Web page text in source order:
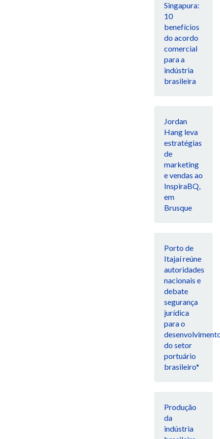
Singapura:
10
benefícios
do acordo
comercial
para a
indústria
brasileira
Jordan
Hang leva
estratégias
de
marketing
e vendas ao
InspiraBQ,
em
Brusque
Porto de
Itajaí reúne
autoridades
nacionais e
debate
segurança
jurídica
para o
do setor
portuário
brasileiro*
Produção
da
indústria